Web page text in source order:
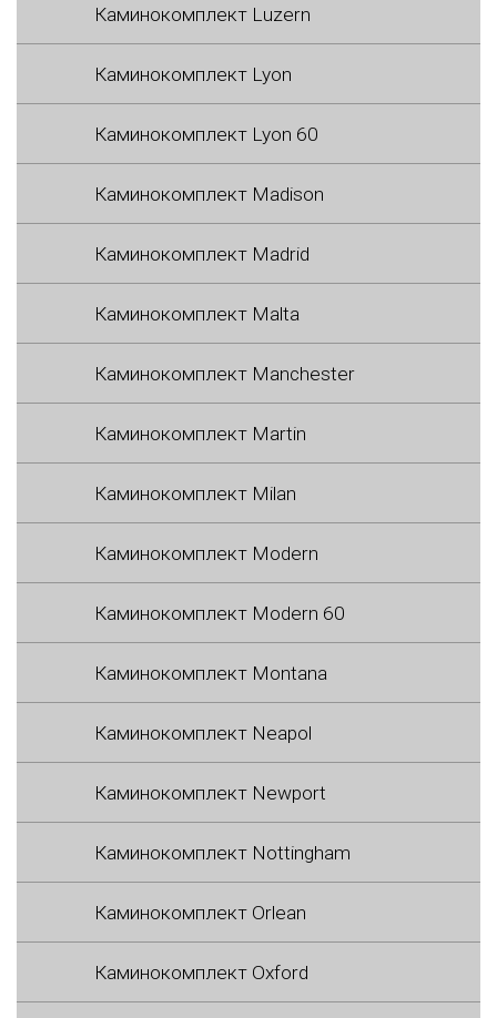
Каминокомплект Luzern
Каминокомплект Lyon
Каминокомплект Lyon 60
Каминокомплект Madison
Каминокомплект Madrid
Каминокомплект Malta
Каминокомплект Manchester
Каминокомплект Martin
Каминокомплект Milan
Каминокомплект Modern
Каминокомплект Modern 60
Каминокомплект Montana
Каминокомплект Neapol
Каминокомплект Newport
Каминокомплект Nottingham
Каминокомплект Orlean
Каминокомплект Oxford